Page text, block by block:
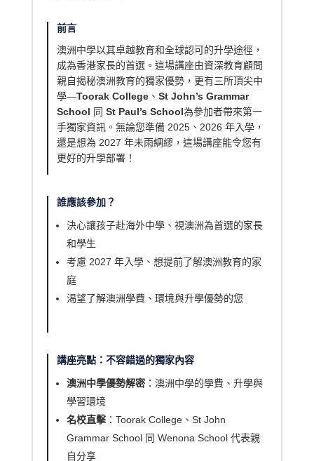
前言
澳洲中學以其卓越教育和全球認可的升學途徑，
成為香港家長的首選。這場講座由資深教育顧問
親自揭秘澳洲教育的獨家優勢，更有三所頂尖中
學—Toorak College、 St John’s Grammar
School 同 St Paul’s School為參加者帶來第一
手獨家資訊。無論您準備 2025、2026 年入學，
還是想為 2027 年未雨綢繆，這場講座能令您有
更好的升學部署！
誰應該參加？
決心讓孩子赴海外中學、視澳洲為首選的家長
和學生
考慮 2027 年入學、想提前了解澳洲教育的家
庭
渴望了解澳洲學費、環境與升學優勢的您
講座亮點：不容錯過的獨家內容
澳洲中學優勢解密：澳洲中學的學費、升學與
學習環境
名校直擊：Toorak College、St John
Grammar School 同 Wenona School 代表親
自分享